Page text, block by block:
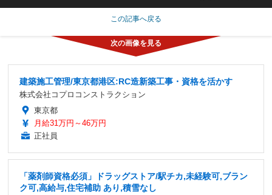
この記事へ戻る
建築施工管理/東京都港区:RC造新築工事・資格を活かす
株式会社コプロコンストラクション
東京都
月給31万円～46万円
正社員
「薬剤師資格必須」ドラッグストア/駅チカ,未経験可,ブラン
ク可,高給与,住宅補助 あり,積雪なし